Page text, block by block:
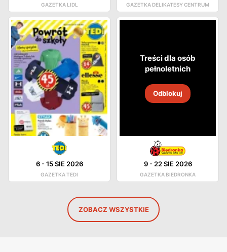
GAZETKA LIDL GAZETKA DELIKATESY CENTRUM
6-15 SIE 2026
GAZETKA TEDI
Treści dla osób
pełnoletnich
Odblokuj
9-22 SIE 2026
GAZETKA BIEDRONKA
ZOBACZ WSZYSTKIE